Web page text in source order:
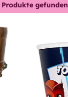
Produkte gefunden